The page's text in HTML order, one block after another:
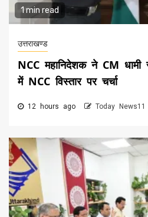
1 min read
उत्तराखण्ड
NCC महानिदेशक ने CM धामी
में NCC विस्तार पर चर्चा
12 hours ago Today News11